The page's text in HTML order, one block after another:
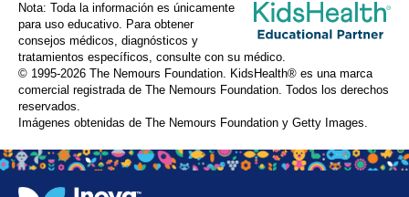
Nota: Toda la información es únicamente
para uso educativo. Para obtener
consejos médicos, diagnósticos y
tratamientos específicos, consulte con su médico.
© 1995-2026 The Nemours Foundation. KidsHealth® es una marca
comercial registrada de The Nemours Foundation. Todos los derechos
reservados.
Imágenes obtenidas de The Nemours Foundation y Getty Images.